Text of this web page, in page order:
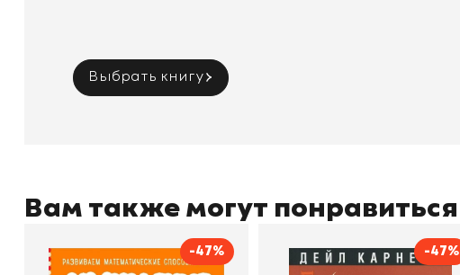
Выбрать книгу
Вам также могут понравиться
-47% -47%